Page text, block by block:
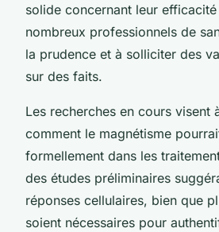
solide concernant leur
nombreux professionnels de
la prudence et à solliciter des
sur des faits.
Les recherches en cours visent
comment le magnétisme
formellement dans les
des études préliminaires
réponses cellulaires, bien que
soient nécessaires pour